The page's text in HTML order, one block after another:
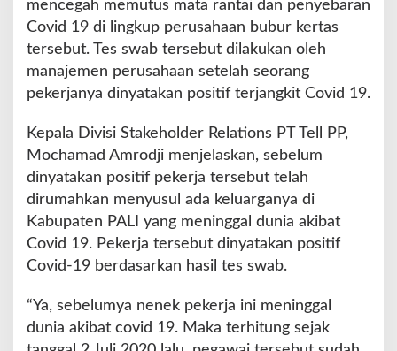
mencegah memutus mata rantai dan penyebaran
Covid 19 di lingkup perusahaan bubur kertas
tersebut. Tes swab tersebut dilakukan oleh
manajemen perusahaan setelah seorang
pekerjanya dinyatakan positif terjangkit Covid 19.
Kepala Divisi Stakeholder Relations PT Tell PP,
Mochamad Amrodji menjelaskan, sebelum
dinyatakan positif pekerja tersebut telah
dirumahkan menyusul ada keluarganya di
Kabupaten PALI yang meninggal dunia akibat
Covid 19. Pekerja tersebut dinyatakan positif
Covid-19 berdasarkan hasil tes swab.
“Ya, sebelumya nenek pekerja ini meninggal
dunia akibat covid 19. Maka terhitung sejak